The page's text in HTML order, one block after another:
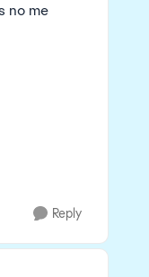
no me
Reply